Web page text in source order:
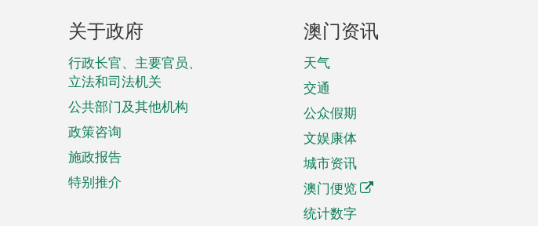
页
脚
菜
单
关于政府
行政长官、主要官员、
立法和司法机关
公共部门及其他机构
政策咨询
施政报告
特别推介
澳门资讯
天气
交通
公众假期
文娱康体
城市资讯
澳门便览
统计数字